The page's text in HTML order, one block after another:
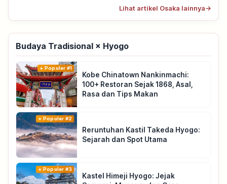
Lihat artikel Osaka lainnya→
Budaya Tradisional × Hyogo
Populer #1
Kobe Chinatown Nankinmachi:
100+ Restoran Sejak 1868, Asal,
Rasa dan Tips Makan
Populer #2
Reruntuhan Kastil Takeda Hyogo:
Sejarah dan Spot Utama
Populer #3
Kastel Himeji Hyogo: Jejak